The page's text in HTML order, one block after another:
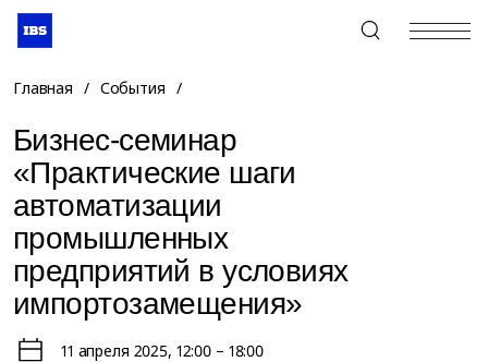
+7 (495) 967-80-80
Главная / События /
Бизнес-семинар
«Практические шаги
автоматизации
промышленных
предприятий в условиях
импортозамещения»
11 апреля 2025, 12:00 – 18:00